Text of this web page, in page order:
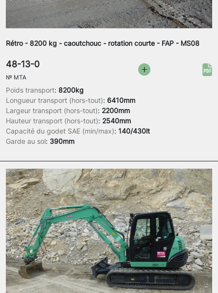
Rétro - 8200 kg - caoutchouc - rotation courte - FAP - MS08
Poids transport: 8200kg
Longueur transport (hors-tout): 6410mm
Largeur transport (hors-tout): 2200mm
Hauteur transport (hors-tout): 2540mm
Capacité du godet SAE (min/max): 140/430lt
Garde au sol: 390mm
48-13-0
№ MTA